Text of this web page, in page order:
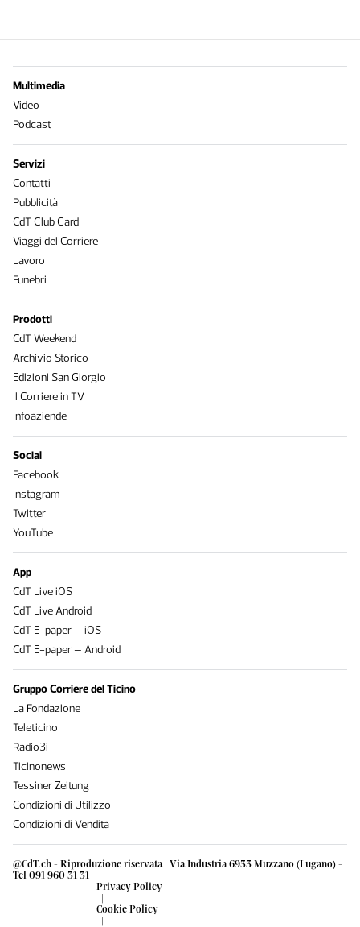
@CdT.ch - Riproduzione riservata | Via Industria 6933 Muzzano (Lugano) -
Tel 091 960 31 31
Privacy Policy
|
Cookie Policy
|
Multimedia
Video
Podcast
Servizi
Contatti
Pubblicità
CdT Club Card
Viaggi del Corriere
Lavoro
Funebri
Prodotti
CdT Weekend
Archivio Storico
Edizioni San Giorgio
Il Corriere in TV
Infoaziende
Social
Facebook
Instagram
Twitter
YouTube
App
CdT Live iOS
CdT Live Android
CdT E-paper – iOS
CdT E-paper – Android
Gruppo Corriere del Ticino
La Fondazione
Teleticino
Radio3i
Ticinonews
Tessiner Zeitung
Condizioni di Utilizzo
Condizioni di Vendita